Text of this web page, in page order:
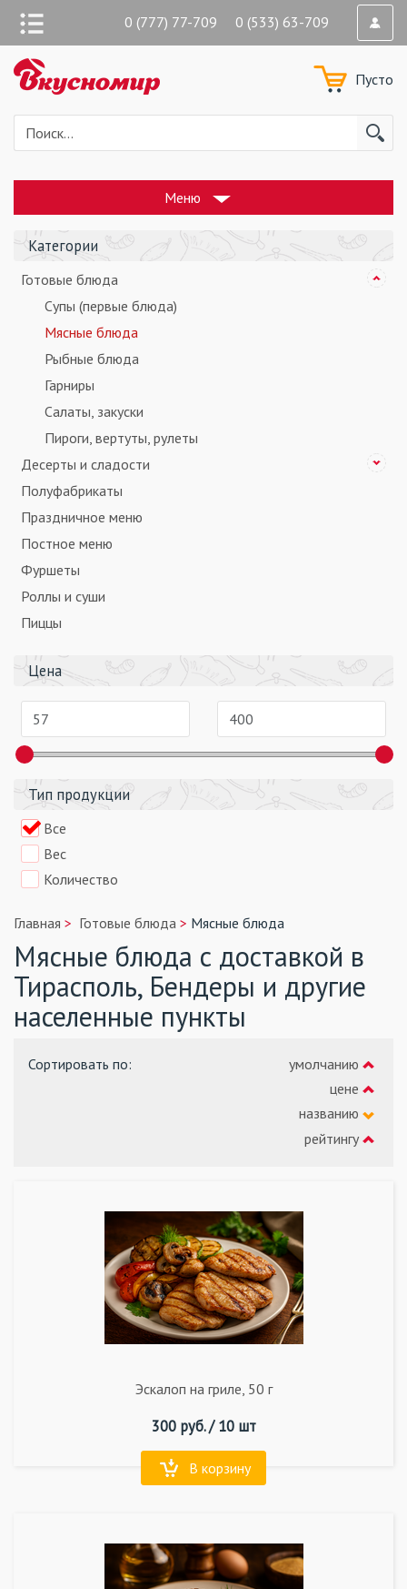
0 (777) 77-709 0 (533) 63-709
Пусто
Меню
Категории
Готовые блюда
Супы (первые блюда)
Мясные блюда
Рыбные блюда
Гарниры
Салаты, закуски
Пироги, вертуты, рулеты
Десерты и сладости
Полуфабрикаты
Праздничное меню
Постное меню
Фуршеты
Роллы и суши
Пиццы
Цена
Тип продукции
Все
Вес
Количество
Главная Готовые блюда Мясные блюда
Мясные блюда с доставкой в
Тирасполь, Бендеры и другие
населенные пункты
Сортировать по:
умолчанию
цене
названию
рейтингу
Эскалоп на гриле, 50 г
300руб. /10 шт
В корзину